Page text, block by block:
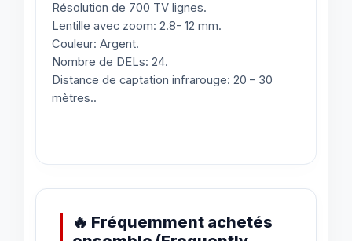
Résolution de 700 TV lignes.
Lentille avec zoom: 2.8- 12 mm.
Couleur: Argent.
Nombre de DELs: 24.
Distance de captation infrarouge: 20 – 30
mètres..
🔥 Fréquemment achetés